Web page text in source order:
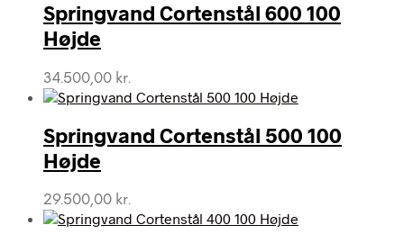
Springvand Cortenstål 600 100
Højde
34.500,00 kr.
Springvand Cortenstål 500 100
Højde
29.500,00 kr.